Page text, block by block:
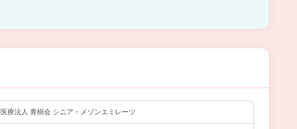
医療法人 青樹会 シニア・メゾンエミレーツ